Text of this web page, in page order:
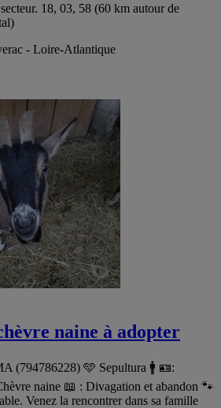
18, 03, 58 (60 km autour de
- Loire-Atlantique
naine à adopter
(794786228) 🩵 Sepultura 🚹 🪪:
naine 📖 : Divagation et abandon 🐾
Venez la rencontrer dans sa famille